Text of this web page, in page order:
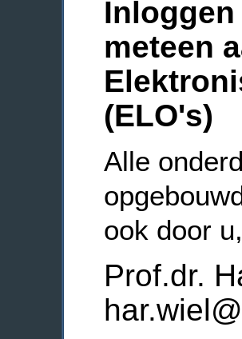
meteen
(ELO's)
Alle
ook door
Prof.dr.